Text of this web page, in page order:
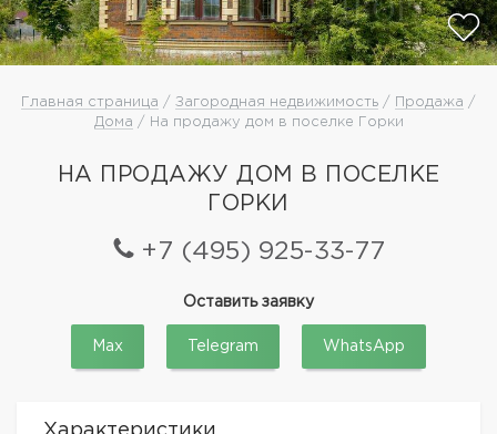
Главная страница / Загородная недвижимость / Продажа /
Дома / На продажу дом в поселке Горки
НА ПРОДАЖУ ДОМ В ПОСЕЛКЕ
ГОРКИ
+7 (495) 925-33-77
Оставить заявку
Max Telegram WhatsApp
Характеристики